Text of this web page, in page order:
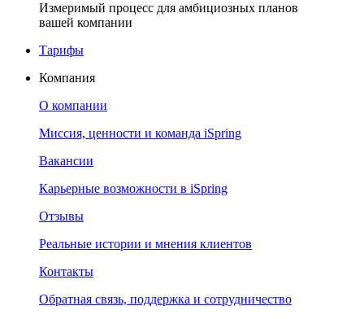
Измеримый процесс для амбициозных планов
вашей компании
Тарифы
Компания
О компании
Миссия, ценности и команда iSpring
Вакансии
Карьерные возможности в iSpring
Отзывы
Реальные истории и мнения клиентов
Контакты
Обратная связь, поддержка и сотрудничество